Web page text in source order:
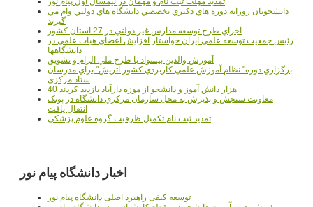
دانشجويان روزانه دوره هاي دكتري تخصصي دانشگاه هاي دولتي وام مي
گيرند
اجراي طرح توسعه مدارس غير دولتي در 27 استان کشور
رئيس جمعيت توسعه علمي ايران خواستار افزايش اعضاي هيات علمي در
دانشگاهها
آموزش والدين بيسواد با طرح ملي الزام و تشويق
برگزاري دوره" نظام آموزش علمي كاربردي كشور اتريش" براي مدرسان
ستاد مرکزي
40 هزار دانش آموز و دانشجو از موزه دارآباد بازديد کردند
معاونت سنجش و پذيرش به محل سازمان مرکزي دانشگاه در پونک
انتقال يافت
تمديد ثبت نام تکميل ظرفيت گروه علوم پزشکي
اخبار دانشگاه پیام نور
توسعه کیفی راهبرد اصلی دانشگاه پیام نور